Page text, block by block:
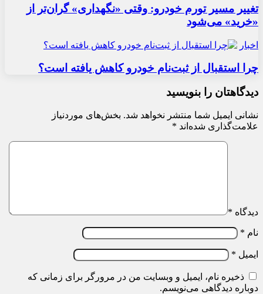
تغییر مسیر تورم خودرو: وقتی «نگهداری» گران‌تر از
«خرید» می‌شود
اخبار
چرا استقبال از ثبت‌نام خودرو کاهش یافته است؟
دیدگاهتان را بنویسید
نشانی ایمیل شما منتشر نخواهد شد. بخش‌های موردنیاز
علامت‌گذاری شده‌اند *
دیدگاه *
نام *
ایمیل *
ذخیره نام، ایمیل و وبسایت من در مرورگر برای زمانی که
دوباره دیدگاهی می‌نویسم.